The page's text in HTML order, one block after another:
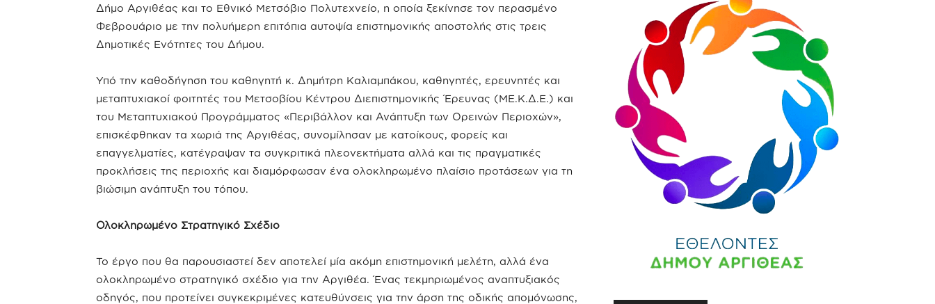
Δήμο Αργιθέας και το Εθνικό Μετσόβιο Πολυτεχνείο, η οποία ξεκίνησε τον περασμένο
Φεβρουάριο με την πολυήμερη επιτόπια αυτοψία επιστημονικής αποστολής στις τρεις
Δημοτικές Ενότητες του Δήμου.
Υπό την καθοδήγηση του καθηγητή κ. Δημήτρη Καλιαμπάκου, καθηγητές, ερευνητές και
μεταπτυχιακοί φοιτητές του Μετσοβίου Κέντρου Διεπιστημονικής Έρευνας (ΜΕ.Κ.Δ.Ε.) και
του Μεταπτυχιακού Προγράμματος «Περιβάλλον και Ανάπτυξη των Ορεινών Περιοχών»,
επισκέφθηκαν τα χωριά της Αργιθέας, συνομίλησαν με κατοίκους, φορείς και
επαγγελματίες, κατέγραψαν τα συγκριτικά πλεονεκτήματα αλλά και τις πραγματικές
προκλήσεις της περιοχής και διαμόρφωσαν ένα ολοκληρωμένο πλαίσιο προτάσεων για τη
βιώσιμη ανάπτυξη του τόπου.
Ολοκληρωμένο Στρατηγικό Σχέδιο
Το έργο που θα παρουσιαστεί δεν αποτελεί μία ακόμη επιστημονική μελέτη, αλλά ένα
ολοκληρωμένο στρατηγικό σχέδιο για την Αργιθέα. Ένας τεκμηριωμένος αναπτυξιακός
οδηγός, που προτείνει συγκεκριμένες κατευθύνσεις για την άρση της οδικής απομόνωσης,